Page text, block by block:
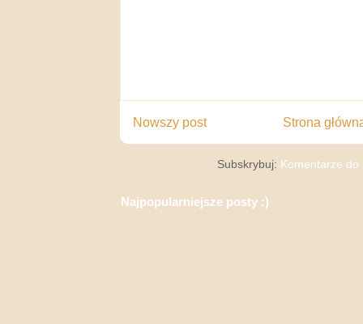
Nowszy post Strona
Subskrybuj: Komentarze do
Najpopularniejsze posty :)